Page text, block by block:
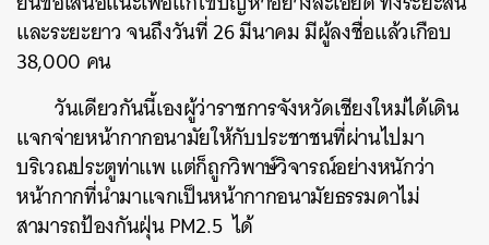
และระยะยาว จนถึงวันที่ 26 มีนาคม มีผู้ลงชื่อแล้วเกือบ
38,000 คน
วันเดียวกันนี้เองผู้ว่าราชการจังหวัดเชียงใหม่ได้เดิน
แจกจ่ายหน้ากากอนามัยให้กับประชาชนที่ผ่านไปมา
บริเวณประตูท่าแพ แต่ก็ถูกวิพาษ์วิจารณ์อย่างหนักว่า
หน้ากากที่นำมาแจกเป็นหน้ากากอนามัยธรรมดาไม่
สามารถป้องกันฝุ่น PM2.5 ได้